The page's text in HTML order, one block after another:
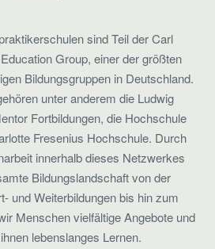
sind Teil der Carl
Group, einer der größten
Bildungsgruppen in Deutschland.
unter anderem die Ludwig
Fortbildungen, die Hochschule
Fresenius Hochschule. Durch
innerhalb dieses Netzwerkes
Bildungslandschaft von der
und Weiterbildungen bis hin zum
Menschen vielfältige Angebote und
lebenslanges Lernen.